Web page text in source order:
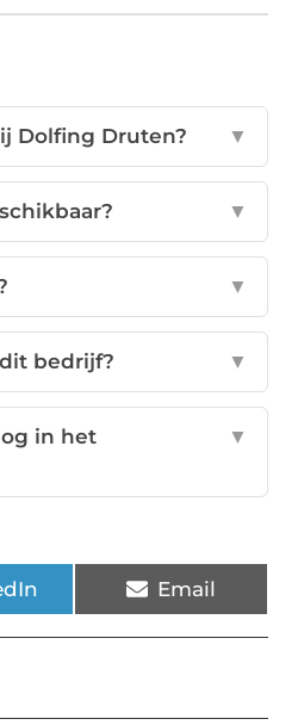
Dolfing Druten? ▼
▼
▼
bedrijf? ▼
in het
▼
Email